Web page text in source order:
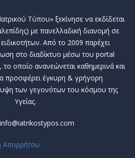
Τύπου» ξεκίνησε να εκδίδεται
με πανελλαδική διανομή σε
Από το 2009 παρέχει
στο διαδίκτυο μέσω του portal
οποίο ανανεώνεται καθημερινά και
προσφέρει έγκυρη & γρήγορη
των γεγονότων του κόσμου της
Υγείας.
Απορρήτου